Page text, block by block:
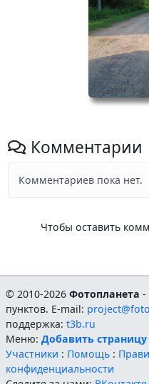
Комментарии
Комментариев пока нет.
Чтобы оставить
© 2010-2026Фотопланета -
пунктов. E-mail:
поддержка:t3b.ru
Меню:Добавить страницу
Участники : Помощь :
конфиденциальности